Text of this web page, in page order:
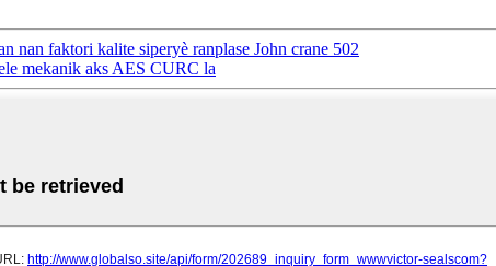
nan faktori kalite siperyè ranplase John crane 502
mekanik aks AES CURC la